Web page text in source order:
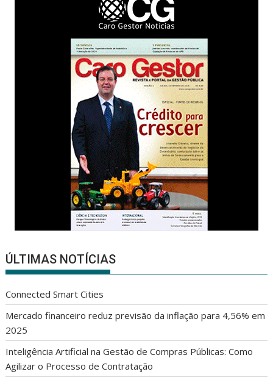
ÚLTIMAS NOTÍCIAS
Connected Smart Cities
Mercado financeiro reduz previsão da inflação para 4,56% em
2025
Inteligência Artificial na Gestão de Compras Públicas: Como
Agilizar o Processo de Contratação